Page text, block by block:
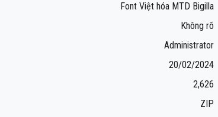
Font Việt hóa MTD Bigilla
Không rõ
Administrator
20/02/2024
2,626
ZIP